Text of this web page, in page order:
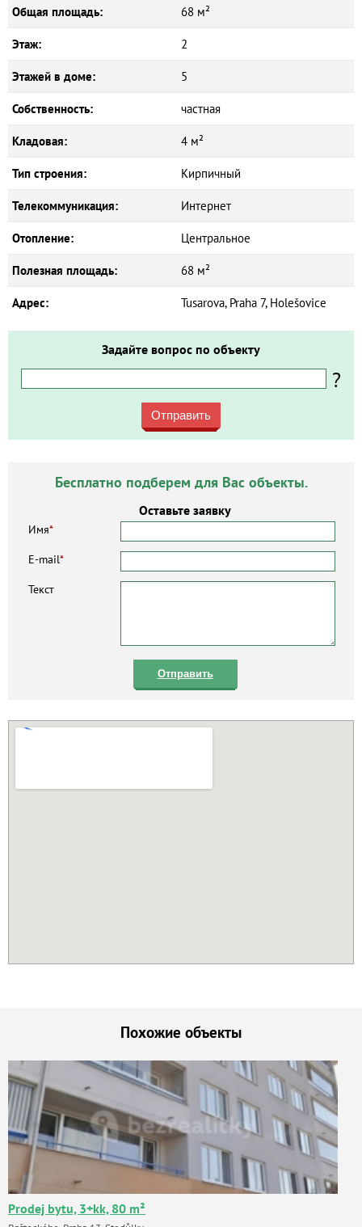
Общая площадь: 68 м²
Этаж: 2
Этажей в доме: 5
Собственность: частная
Кладовая: 4 м²
Тип строения: Кирпичный
Телекоммуникация: Интернет
Отопление: Центральное
Полезная площадь: 68 м²
Адрес: Tusarova, Praha 7, Holešovice
Задайте вопрос по объекту
?
Отправить
Бесплатно подберем для Вас объекты.
Оставьте заявку
Имя*
E-mail*
Текст
Отправить
Похожие объекты
Prodej bytu, 3+kk, 80 m²